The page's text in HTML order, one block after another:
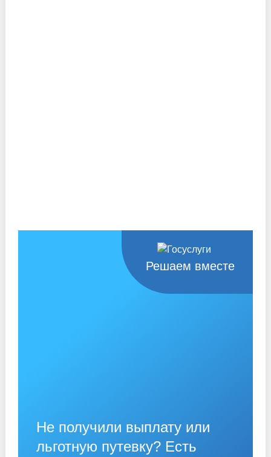
Решаем вместе
Не получили выплату или
льготную путевку? Есть